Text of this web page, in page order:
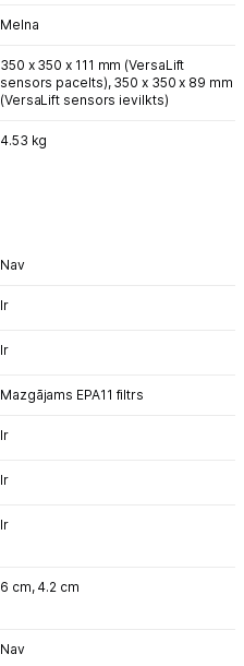
Melna
350 x 350 x 111 mm (VersaLift
sensors pacelts), 350 x 350 x 89 mm
(VersaLift sensors ievilkts)
4.53 kg
Nav
Ir
Ir
Mazgājams EPA11 filtrs
Ir
Ir
Ir
6 cm, 4.2 cm
Nav